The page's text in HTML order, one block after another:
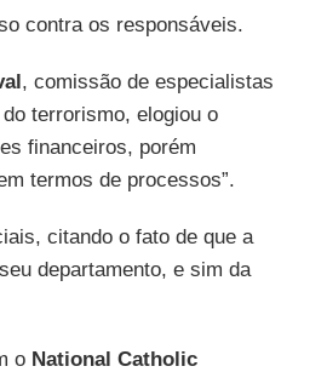
contra os responsáveis.
, comissão de especialistas
terrorismo, elogiou o
financeiros, porém
termos de processos”.
citando o fato de que a
departamento, e sim da
o National Catholic